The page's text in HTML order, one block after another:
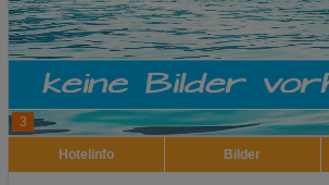
3
Hotelinfo Bilder